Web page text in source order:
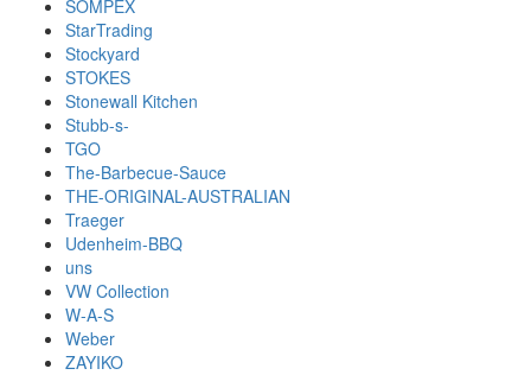
SOMPEX
StarTrading
Stockyard
STOKES
Stonewall Kitchen
Stubb-s-
TGO
The-Barbecue-Sauce
THE-ORIGINAL-AUSTRALIAN
Traeger
Udenheim-BBQ
uns
VW Collection
W-A-S
Weber
ZAYIKO